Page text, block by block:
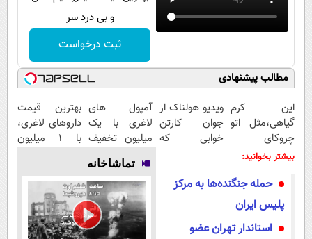
سلامت
فرهنگی
بین الملل
اجتماعی
حیات وحش
سیاست خارجی
و بی درد سر
ثبت درخواست
مطالب پیشنهادی
این کرم
گیاهی،مثل اتو
چروکای
پوستتوصاف
ویدیو هولناک از
جوان کارتن
خوابی که
آمپول های
لاغری با یک
میلیون تخفیف
| ارسال از
داروخانه های
معتبر
بهترین قیمت
داروهای لاغری،
با ۱ میلیون
بیشتر بخوانید:
حمله جنگنده‌ها به مرکز
پلیس ایران
استاندار تهران عضو
تماشاخانه